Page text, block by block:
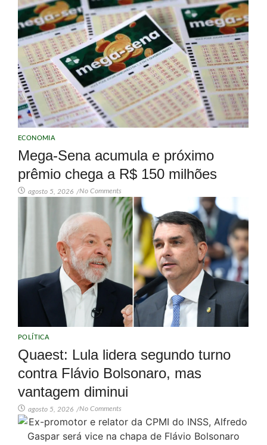
ECONOMIA
Mega-Sena acumula e próximo
prêmio chega a R$ 150 milhões
agosto 5, 2026 /No Comments
POLÍTICA
Quaest: Lula lidera segundo turno
contra Flávio Bolsonaro, mas
vantagem diminui
agosto 5, 2026 /No Comments